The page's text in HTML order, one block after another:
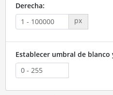
Derecha:
px
Establecer umbral de blanco